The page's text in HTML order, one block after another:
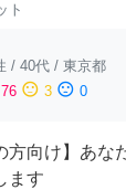
ト
/ 40代 / 東京都
76 sentiment_neutral 3 sentiment_dissatisfied 0
方向け】あな
ます